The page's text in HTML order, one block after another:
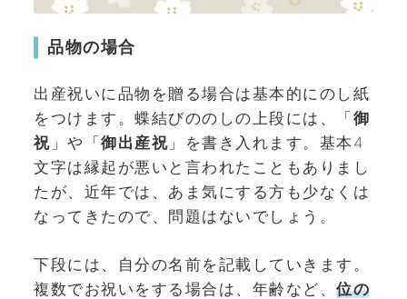
品物の場合
出産祝いに品物を贈る場合は基本的にのし紙
をつけます。蝶結びののしの上段には、「 御
祝 」や「 御出産祝 」を書き入れます。基本4
文字は縁起が悪いと言われたこともありまし
たが、近年では、 あま気にする方も少なくは
なってきたので、問題はないでしょう。
下段には、自分の名前を記載していきます。
複数でお祝いをする場合は、年齢など、 位の